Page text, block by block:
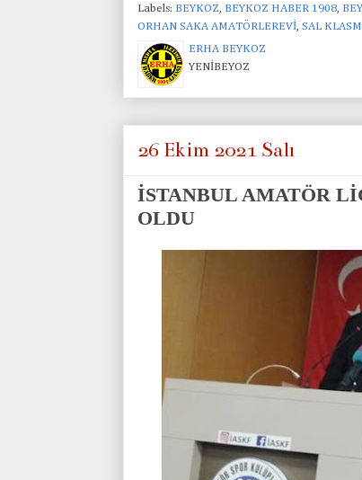
Labels: BEYKOZ BEYKOZ HABER 1908
ORHAN SAKA AMATÖRLEREVİ SAL
ERHA BEYKOZ
YENİBEYOZ
26 Ekim 2021 Salı
İSTANBUL AMATÖR
OLDU